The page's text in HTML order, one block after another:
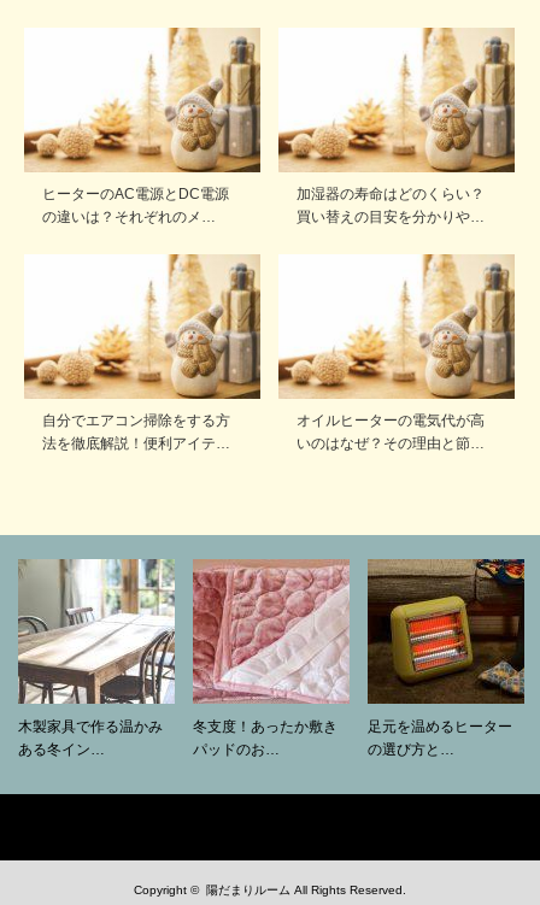
ヒーターのAC電源とDC電源
の違いは？それぞれのメ…
加湿器の寿命はどのくらい？
買い替えの目安を分かりや…
自分でエアコン掃除をする方
法を徹底解説！便利アイテ…
オイルヒーターの電気代が高
いのはなぜ？その理由と節…
木製家具で作る温かみ
ある冬イン…
冬支度！あったか敷き
パッドのお…
足元を温めるヒーター
の選び方と…
Copyright © 陽だまりルーム All Rights Reserved.